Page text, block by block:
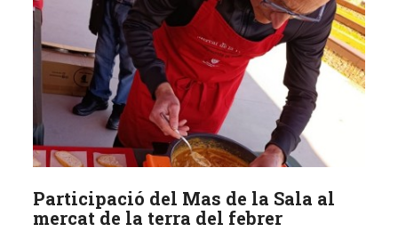
Participació del Mas de la Sala al
mercat de la terra del febrer